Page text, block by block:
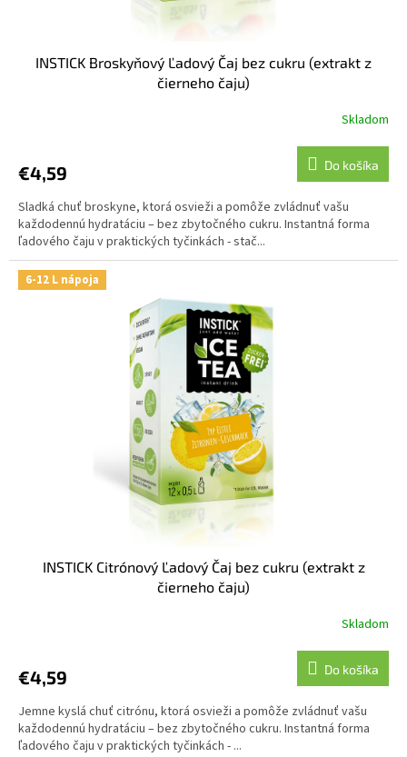
INSTICK Broskyňový Ľadový Čaj bez cukru (extrakt z
čierneho čaju)
Skladom
€4,59 Do košíka
Sladká chuť broskyne, ktorá osvieži a pomôže zvládnuť vašu
každodennú hydratáciu – bez zbytočného cukru. Instantná forma
ľadového čaju v praktických tyčinkách - stač...
6-12 L nápoja
INSTICK Citrónový Ľadový Čaj bez cukru (extrakt z
čierneho čaju)
Skladom
€4,59 Do košíka
Jemne kyslá chuť citrónu, ktorá osvieži a pomôže zvládnuť vašu
každodennú hydratáciu – bez zbytočného cukru. Instantná forma
ľadového čaju v praktických tyčinkách - ...